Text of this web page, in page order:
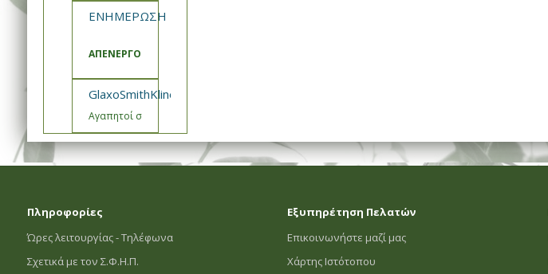
ΕΝΗΜΕΡΩΣΗ ΣΦΗΠ
ΑΠΕΝΕΡΓΟΠΟΙΗΣΗ ΚΑΛΑΘΙΑ ΠΡΟΣΦΟΡΩΝ
GlaxoSmithKline- Εμβόλιο Engerix Ενημέρωση
Αγαπητοί συνεργάτες,
Πληροφορίες
Ώρες λειτουργίας - Τηλέφωνα
Σχετικά με τον Σ.Φ.Η.Π.
Εξυπηρέτηση Πελατών
Επικοινωνήστε μαζί μας
Χάρτης Ιστότοπου